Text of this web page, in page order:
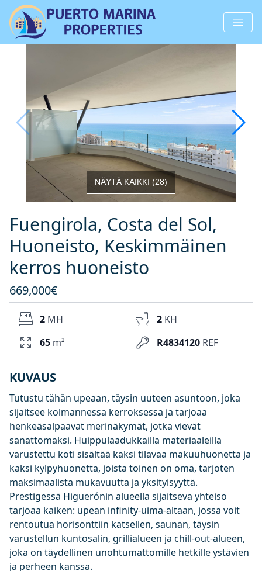
NÄYTÄ KAIKKI (28)
Fuengirola, Costa del Sol,
Huoneisto, Keskimmäinen
kerros huoneisto
669,000€
R4834120 REF
2 MH 2 KH
65 m²
KUVAUS
Tutustu tähän upeaan, täysin uuteen asuntoon, joka
sijaitsee kolmannessa kerroksessa ja tarjoaa
henkeäsalpaavat merinäkymät, jotka vievät
sanattomaksi. Huippulaadukkailla materiaaleilla
varustettu koti sisältää kaksi tilavaa makuuhuonetta ja
kaksi kylpyhuonetta, joista toinen on oma, tarjoten
maksimaalista mukavuutta ja yksityisyyttä.
Prestigessä Higuerónin alueella sijaitseva yhteisö
tarjoaa kaiken: upean infinity-uima-altaan, jossa voit
rentoutua horisonttiin katsellen, saunan, täysin
varustellun kuntosalin, grillialueen ja chill-out-alueen,
joka on täydellinen unohtumattomille hetkille ystävien
ja perheen kanssa.